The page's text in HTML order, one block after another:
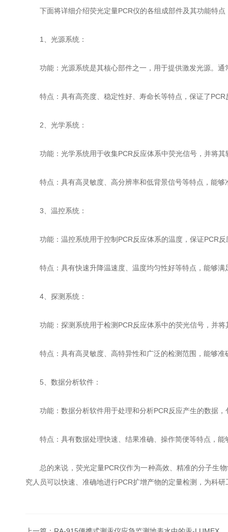
下面将详细介绍荧光定量PCR仪的各组成部件及其功能特点
1、光源系统：
功能：光源系统是其核心部件之一，用于提供激发光源。通
特点：具有高亮度、稳定性好、寿命长等特点，保证了PCR
2、光学系统：
功能：光学系统用于收集PCR反应体系中荧光信号，并将其
特点：具有高灵敏度、高分辨率和低背景信号等特点，能够
3、温控系统：
功能：温控系统用于控制PCR反应体系的温度，保证PCR反
特点：具有快速升降温速度、温度均匀性好等特点，能够满
4、探测系统：
功能：探测系统用于检测PCR反应体系中的荧光信号，并将
特点：具有高灵敏度、高特异性和广泛的检测范围，能够准
5、数据分析软件：
功能：数据分析软件用于处理和分析PCR反应产生的数据，
特点：具有数据处理快速、结果准确、操作简便等特点，能
总的来说，荧光定量PCR仪作为一种高效、精准的分子生物
究人员可以快速、准确地进行PCR扩增产物的定量检测，为科